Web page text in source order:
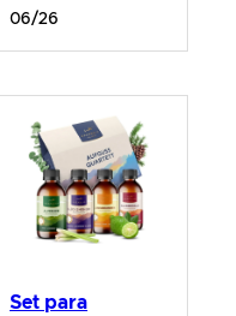
06/26
Set para